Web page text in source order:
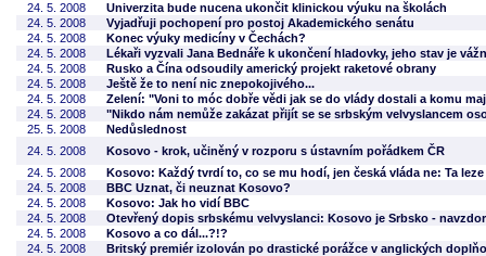
24. 5. 2008
Univerzita bude nucena ukončit klinickou výuku na školách
24. 5. 2008
Vyjadřuji pochopení pro postoj Akademického senátu
24. 5. 2008
Konec výuky medicíny v Čechách?
24. 5. 2008
Lékaři vyzvali Jana Bednáře k ukončení hladovky, jeho stav je
24. 5. 2008
Rusko a Čína odsoudily americký projekt raketové obrany
24. 5. 2008
Ještě že to není nic znepokojivého...
24. 5. 2008
Zelení: "Voni to móc dobře vědi jak se do vlády dostali a komu
24. 5. 2008
"Nikdo nám nemůže zakázat přijít se se srbským velvyslancem
25. 5. 2008
Nedůslednost
24. 5. 2008
Kosovo - krok, učiněný v rozporu s ústavním pořádkem ČR
24. 5. 2008
Kosovo: Každý tvrdí to, co se mu hodí, jen česká vláda ne: Ta
24. 5. 2008
BBC Uznat, či neuznat Kosovo?
24. 5. 2008
Kosovo: Jak ho vidí BBC
24. 5. 2008
Otevřený dopis srbskému velvyslanci: Kosovo je Srbsko -
24. 5. 2008
Kosovo a co dál...?!?
24. 5. 2008
Britský premiér izolován po drastické porážce v anglických